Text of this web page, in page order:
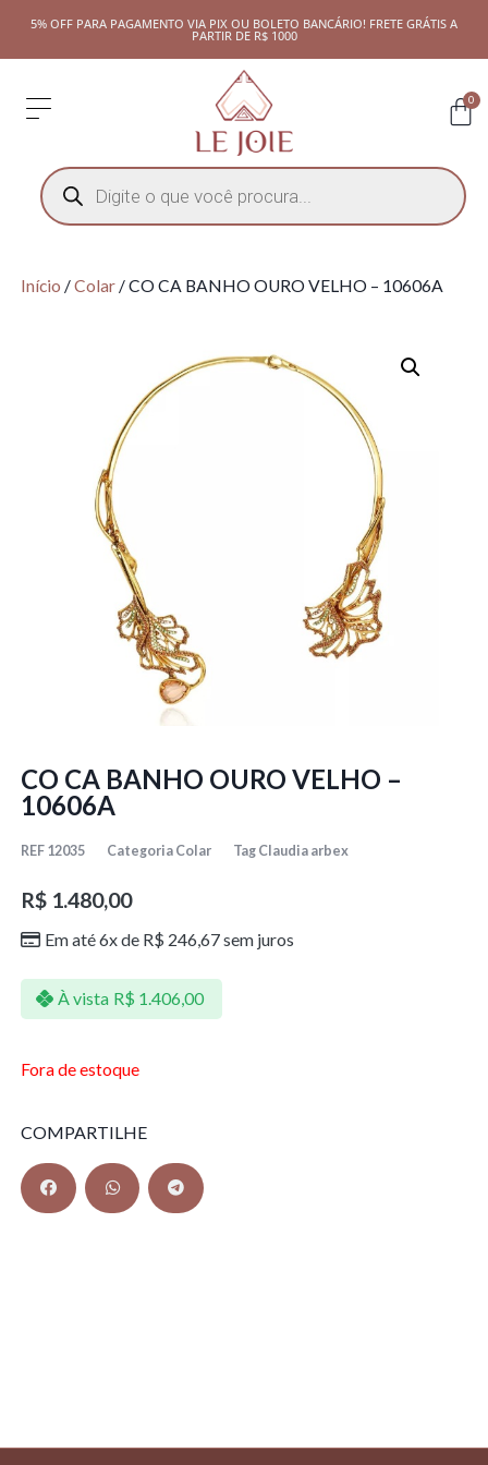
5% OFF PARA PAGAMENTO VIA PIX OU BOLETO BANCÁRIO! FRETE GRÁTIS A
PARTIR DE R$ 1000
0
Início /Colar/ CO CA BANHO OURO VELHO – 10606A
CO CA BANHO OURO VELHO –
10606A
REF 12035 Categoria Colar Tag Claudia arbex
R$1.480,00
Em até 6x de R$ 246,67sem juros
À vista R$ 1.406,00
Fora de estoque
COMPARTILHE